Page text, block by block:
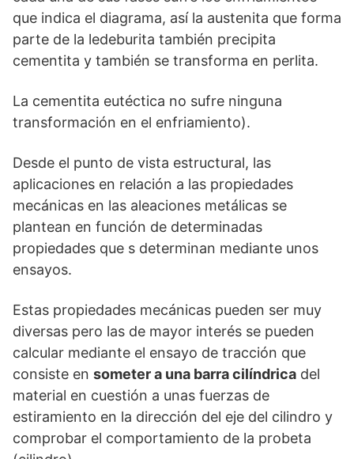
que indica el diagrama, así la austenita que forma
parte de la ledeburita también precipita
cementita y también se transforma en perlita.
La cementita eutéctica no sufre ninguna
transformación en el enfriamiento).
Desde el punto de vista estructural, las
aplicaciones en relación a las propiedades
mecánicas en las aleaciones metálicas se
plantean en función de determinadas
propiedades que s determinan mediante unos
ensayos.
Estas propiedades mecánicas pueden ser muy
diversas pero las de mayor interés se pueden
calcular mediante el ensayo de tracción que
consiste en someter a una barra cilíndrica del
material en cuestión a unas fuerzas de
estiramiento en la dirección del eje del cilindro y
comprobar el comportamiento de la probeta